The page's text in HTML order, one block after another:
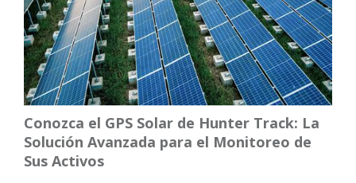
Conozca el GPS Solar de Hunter Track: La
Solución Avanzada para el Monitoreo de
Sus Activos